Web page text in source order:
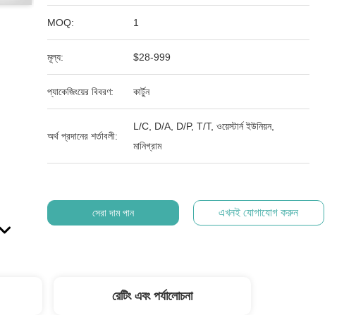
MOQ: 1
মূল্য: $28-999
প্যাকেজিংয়ের বিবরণ: কার্টুন
অর্থ প্রদানের শর্তাবলী:
L/C, D/A, D/P, T/T, ওয়েস্টার্ন ইউনিয়ন,
মানিগ্রাম
সেরা দাম পান এখনই যোগাযোগ করুন
রেটিং এবং পর্যালোচনা